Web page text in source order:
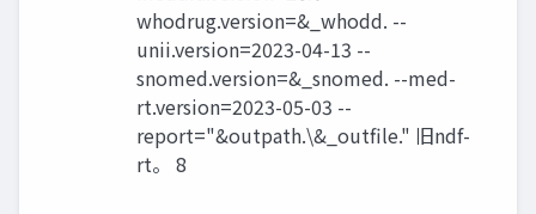
whodrug.version=&_whodd. --
unii.version=2023-04-13 --
snomed.version=&_snomed. --med-
rt.version=2023-05-03 --
report="&outpath.\&_outfile." 旧ndf-
rt。 8